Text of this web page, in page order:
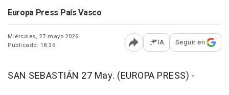
Europa Press País Vasco
Miércoles, 27 mayo 2026
Publicado: 18:36
Abrir opciones para
IA Seguir en
SAN SEBASTIÁN 27 May. (EUROPA PRESS) -